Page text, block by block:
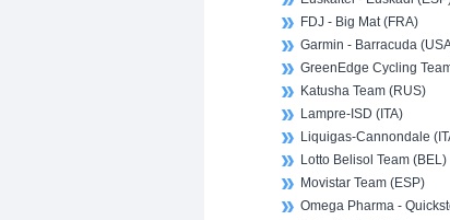
FDJ - Big Mat (FRA)
Garmin - Barracuda
GreenEdge Cycling
Katusha Team (RUS)
Lampre-ISD (ITA)
Liquigas-Cannondale
Lotto Belisol Team (BEL)
Movistar Team (ESP)
Omega Pharma -